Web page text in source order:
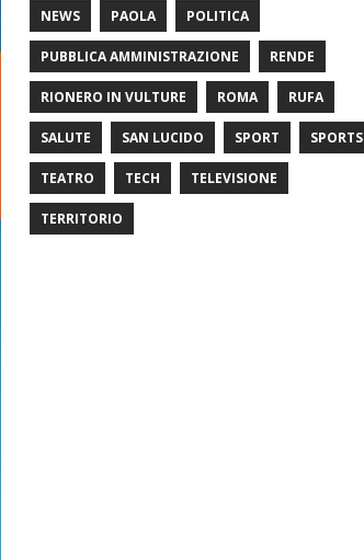
NEWS PAOLA POLITICA
PUBBLICA AMMINISTRAZIONE RENDE
RIONERO IN VULTURE ROMA RUFA
SALUTE SAN LUCIDO SPORT SPORTS
TEATRO TECH TELEVISIONE
TERRITORIO